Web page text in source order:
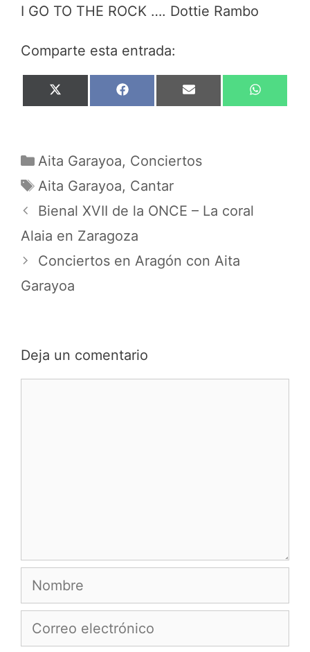
I GO TO THE ROCK …. Dottie Rambo
Comparte esta entrada:
Compartir
en
(
t
e
)
Compartir
en
a
o
k
Compartir
en
m
en
h
Categorías
Aita Garayoa, Conciertos
Etiquetas
Aita Garayoa, Cantar
Bienal XVII de la ONCE – La coral
Alaia en Zaragoza
Conciertos en Aragón con Aita
Garayoa
Deja un comentario
Nombre
Correo